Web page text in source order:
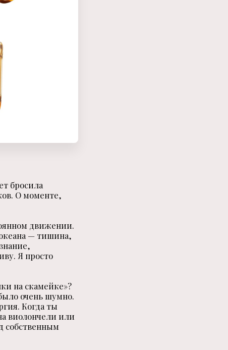
бросила
О моменте,
движении.
— тишина,
Я просто
на скамейке»?
очень шумно.
Когда ты
виолончели или
собственным